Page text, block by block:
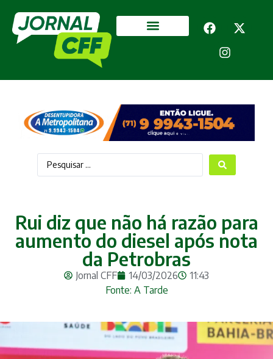
Rui diz que não há razão para
aumento do diesel após nota
da Petrobras
Jornal CFF 14/03/2026
11:43
Fonte: A Tarde